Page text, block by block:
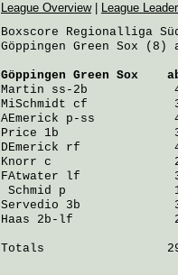
League Overview|
League
Boxscore Regionalliga
Göppingen Green Sox (8)
Göppingen Green Sox
Martin
MiSchmidt
AEmerick
Price
DEmerick
Knorr
FAtwater lf             3
Schmid
Servedio
Haas 2b-lf              2
Totals